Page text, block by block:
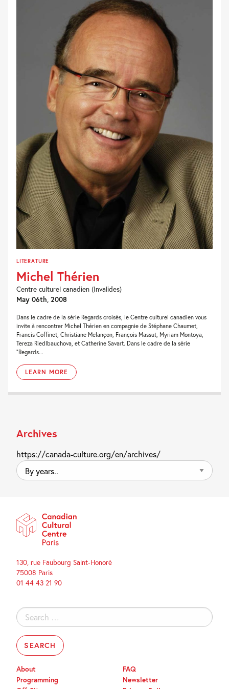
LITERATURE
Michel Thérien
Centre culturel canadien (Invalides)
May 06th, 2008
Dans le cadre de la série Regards croisés, le Centre culturel canadien vous
invite à rencontrer Michel Thérien en compagnie de Stéphane Chaumet,
Francis Coffinet, Christiane Melançon, François Massut, Myriam Montoya,
Tereza Riedlbauchova, et Catherine Savart. Dans le cadre de la série
“Regards...
LEARN MORE
Archives
https://canada-culture.org/en/archives/
By
years..
130, rue Faubourg Saint-Honoré
75008 Paris
01 44 43 21 90
Search
for:
About
Programming
FAQ
Newsletter